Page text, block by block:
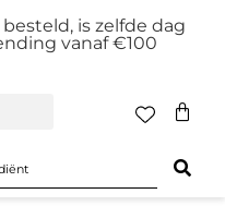
is zelfde dag
vanaf €100